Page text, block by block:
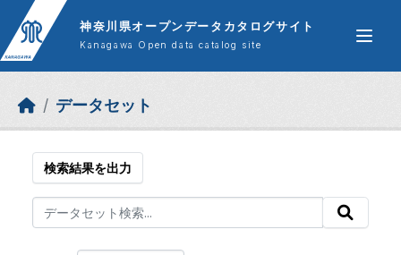
Skip to main content
神奈川県オープンデータカタログサイト
Kanagawa Open data catalog site
データセット
検索結果を出力